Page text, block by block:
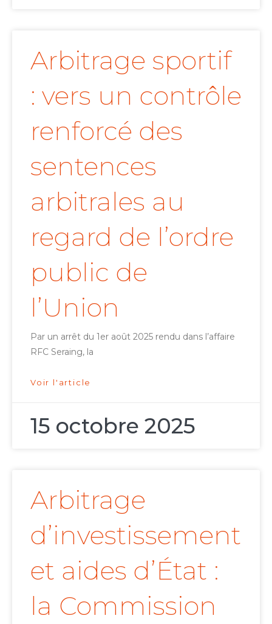
Arbitrage sportif
: vers un contrôle
renforcé des
sentences
arbitrales au
regard de l’ordre
public de
l’Union
Par un arrêt du 1er août 2025 rendu dans l’affaire
RFC Seraing, la
Voir l'article
15 octobre 2025
Arbitrage
d’investissement
et aides d’État :
la Commission